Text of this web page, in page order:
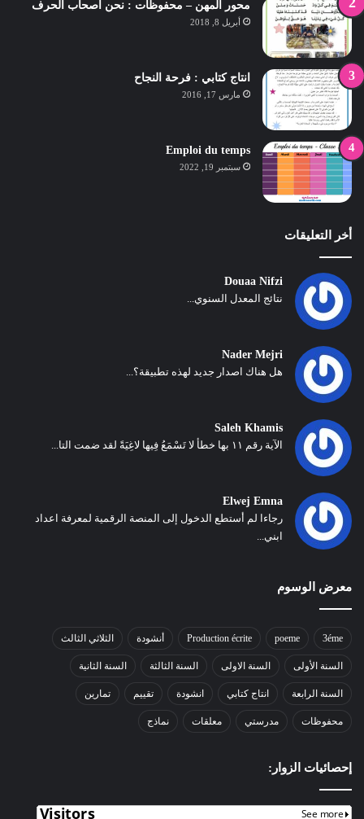
محور المهن – محفوظات : نحن أصحاب الحرف
أبريل 8, 2018
انتاج كتابي : فرحة النجاح
مارس 17, 2016
Emploi du temps
سبتمبر 19, 2022
أخر التعليقات
Douaa Nifzi
نتائج المعدل السنوي...
Nader Mejri
هل هناك اصدار جديد لهذه تطبيقة؟...
Saleh Khamis
الآية رقم ١١ بها خطأ لا تَسْمَعُ فِيها لاغِيَةً لقد ضمت التا...
Elwej Emna
رجاءا لم أستطع الدخول إلى المنصة الرقمية لمعرفة اعداد
ابني...
معرض الوسوم
3éme
poeme
Production écrite أنشودة الثلاثي الثالث
السنة الأولى السنة الاولى السنة الثالثة السنة الثانية
السنة الرابعة انتاج كتابي انشودة تقييم تمارين
محفوظات مدرستي معلقات نماذج
إحصائيات الزوار: